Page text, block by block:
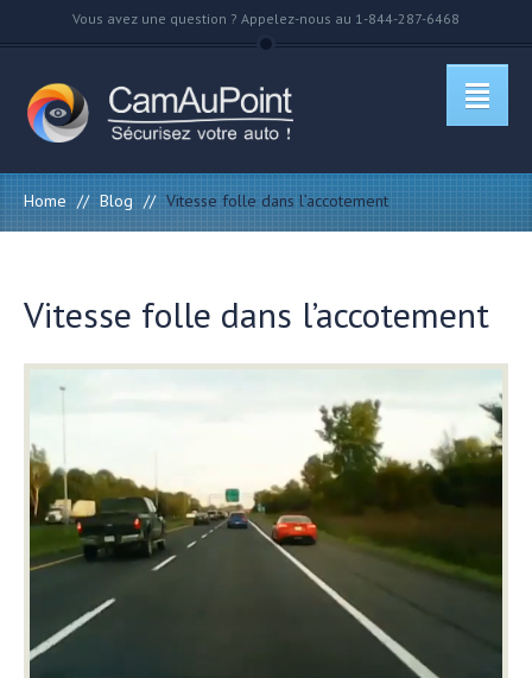
Vous avez une question ? Appelez-nous au 1-844-287-6468
Home // Blog // Vitesse folle dans l’accotement
Vitesse folle dans l’accotement